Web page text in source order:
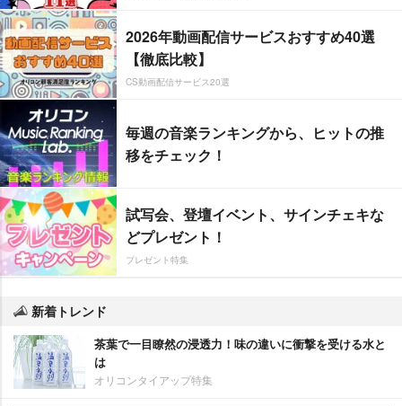
2026年動画配信サービスおすすめ40選
【徹底比較】
CS動画配信サービス20選
毎週の音楽ランキングから、ヒットの推
移をチェック！
試写会、登壇イベント、サインチェキな
どプレゼント！
プレゼント特集
新着トレンド
茶葉で一目瞭然の浸透力！味の違いに衝撃を受ける水と
は
オリコンタイアップ特集